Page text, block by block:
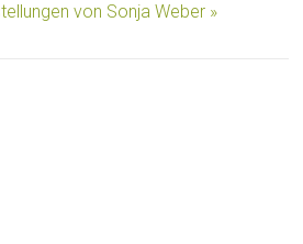
von Sonja Weber »